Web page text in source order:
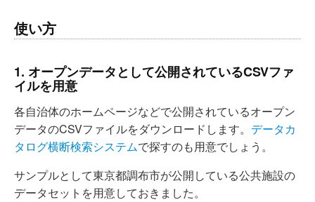
使い方
1. オープンデータとして公開されているCSVファ
イルを用意
各自治体のホームページなどで公開されているオープン
データのCSVファイルをダウンロードします。 データカ
タログ横断検索システムで探すのも用意でしょう。
サンプルとして東京都調布市が公開している公共施設の
データセットを用意しておきました。